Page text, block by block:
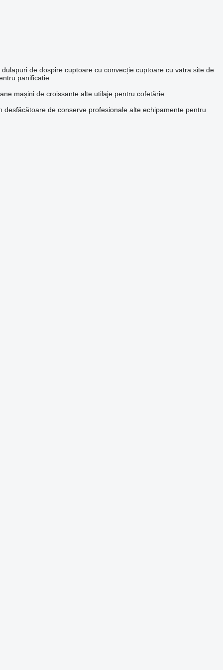
dulapuri de dospire cuptoare cu convecție cuptoare cu vatra site de
panificatie
mașini de croissante alte utilaje pentru cofetărie
desfăcătoare de conserve profesionale alte echipamente pentru